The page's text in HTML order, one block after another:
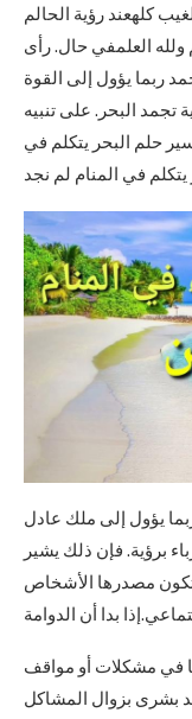
كلهعند رؤية الحالم
ولله العلمفي حال. رأى
ربما يؤول إلى القوة
تجمد البحر. على تنبيه
حلم البحر يتكلم في
يؤول إلى ملك عادل
برؤية. فإن ذلك يشير
مصدرها الأشخاص
في مشكلات أو مواقف
بشرى بزوال المشاكل